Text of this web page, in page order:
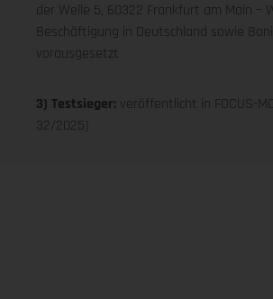
der Welle 5, 60322 Frankfurt am Main –
Beschäftigung in Deutschland sowie
vorausgesetzt
3) Testsieger: veröffentlicht in FOCUS-
32/2025)